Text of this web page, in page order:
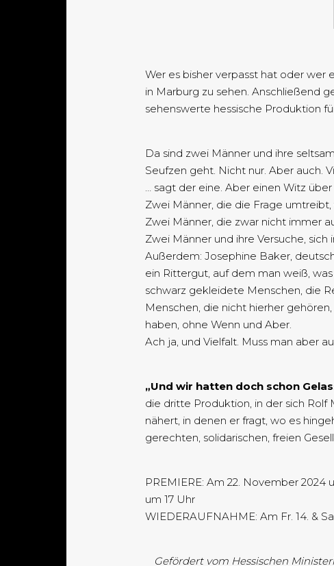
Wer es bisher verpasst hat oder
in Marburg zu sehen. Anschließend
sehenswerte hessische Produktion
Da sind zwei Männer und ihre
Seufzen geht. Nicht nur. Aber auch.
… sagt der eine. Aber einen Witz
Zwei Männer, die die Frage
Zwei Männer, die zwar nicht immer
Zwei Männer und ihre Versuche,
Außerdem: Josephine Baker,
ein Rittergut, auf dem man weiß,
schwarz gekleidete Menschen, die
Menschen, die nicht hierher
haben, ohne Wenn und Aber.
Ach ja, und Vielfalt. Muss man aber
„Und wir hatten doch schon
die dritte Produktion, in der sich
nähert, in denen er fragt, wo es
gerechten, solidarischen, freien
PREMIERE: Am 22. November 2024
um 17 Uhr
WIEDERAUFNAHME: Am Fr. 14. &
Gefördert vom Hessischen